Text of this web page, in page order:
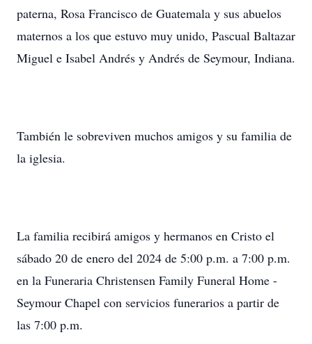
paterna, Rosa Francisco de Guatemala y sus abuelos
maternos a los que estuvo muy unido, Pascual Baltazar
Miguel e Isabel Andrés y Andrés de Seymour, Indiana.
También le sobreviven muchos amigos y su familia de
la iglesia.
La familia recibirá amigos y hermanos en Cristo el
sábado 20 de enero del 2024 de 5:00 p.m. a 7:00 p.m.
en la Funeraria Christensen Family Funeral Home -
Seymour Chapel con servicios funerarios a partir de
las 7:00 p.m.